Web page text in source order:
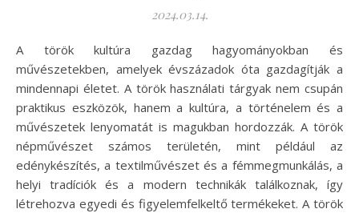
2024.03.14.
A török kultúra gazdag hagyományokban és
művészetekben, amelyek évszázadok óta gazdagítják a
mindennapi életet. A török használati tárgyak nem csupán
praktikus eszközök, hanem a kultúra, a történelem és a
művészetek lenyomatát is magukban hordozzák. A török
népművészet számos területén, mint például az
edénykészítés, a textilművészet és a fémmegmunkálás, a
helyi tradíciók és a modern technikák találkoznak, így
létrehozva egyedi és figyelemfelkeltő termékeket. A török